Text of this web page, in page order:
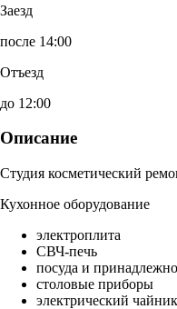
Заезд
после 14:00
Отъезд
до 12:00
Описание
Студия косметический
Кухонное оборудование
электроплита
СВЧ-печь
посуда и
столовые приборы
электрический чайник